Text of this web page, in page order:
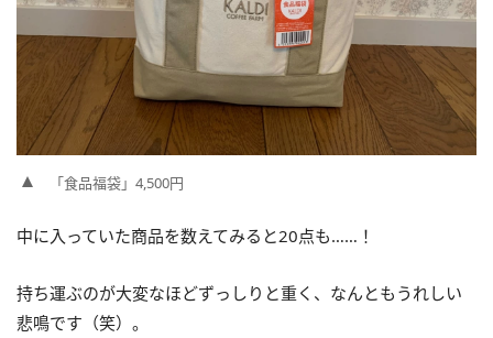
「食品福袋」4,500円
中に入っていた商品を数えてみると20点も……！
持ち運ぶのが大変なほどずっしりと重く、なんともうれしい
悲鳴です（笑）。